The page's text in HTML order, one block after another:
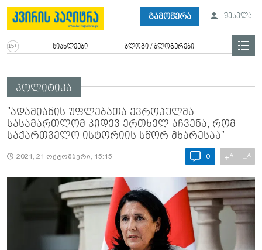
გამოწერა შესვლა
სიახლეები ბლოგი / ბლოგერები
პოლიტიკა
"ადამიანის უფლებათა ევროპულმა
სასამართლომ კიდევ ერთხელ აჩვენა, რომ
საქართველო ისტორიის სწორ მხარესაა"
2021, 21 ოქტომბერი, 15:15 0 +A −A